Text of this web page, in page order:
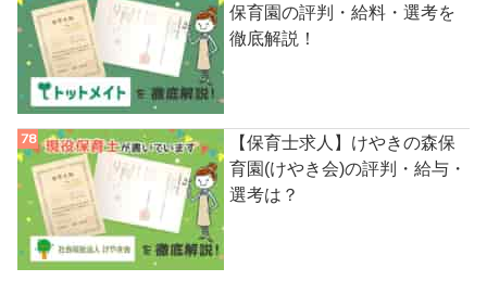
保育園の評判・給料・選考を
徹底解説！
【保育士求人】けやきの森保
育園(けやき会)の評判・給与・
選考は？